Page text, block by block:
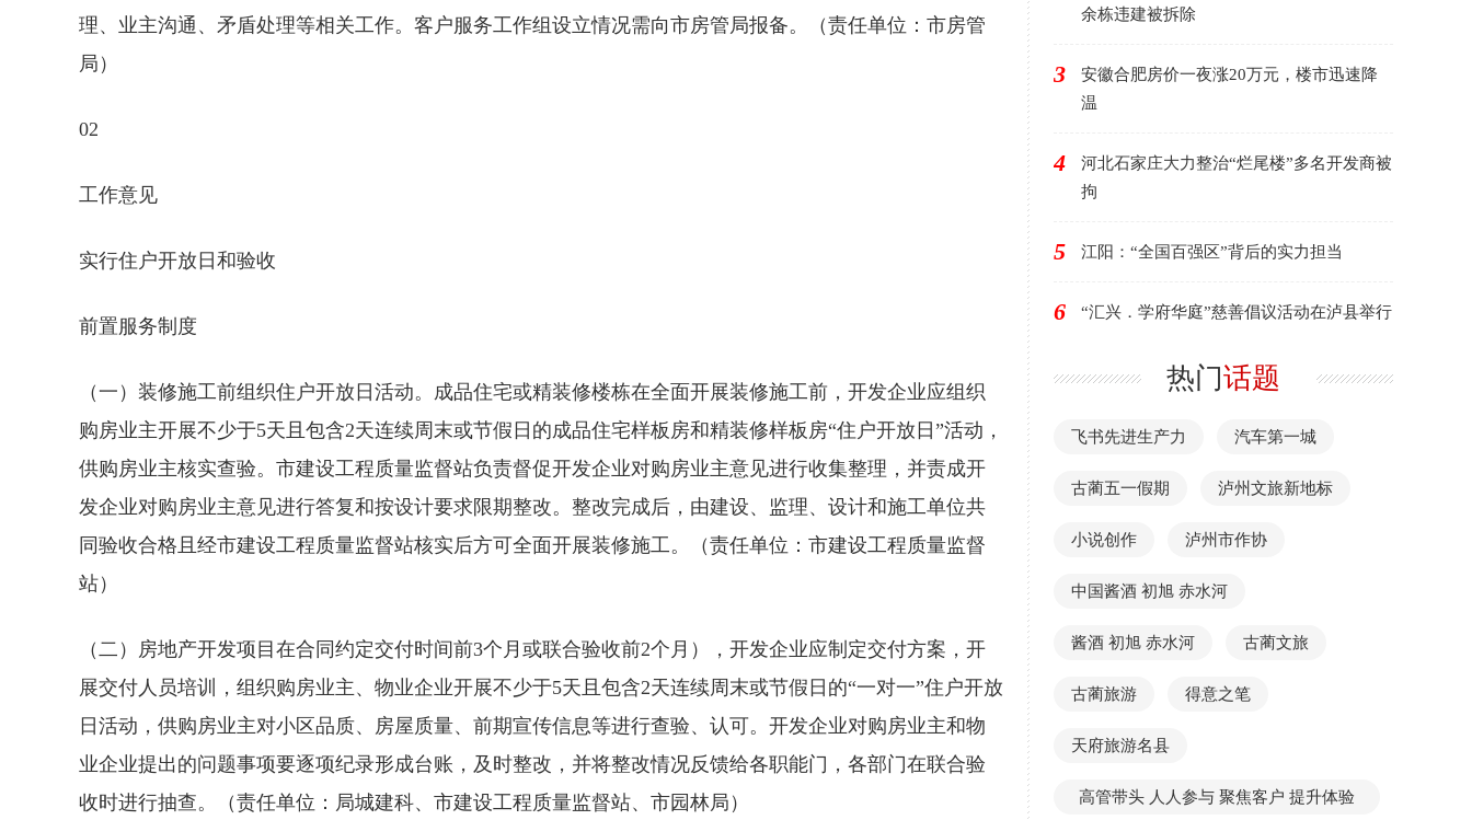
理、业主沟通、矛盾处理等相关工作。客户服务工作组设立情况需向市房管局报备。（责任单位：市房管
局）
02
工作意见
实行住户开放日和验收
前置服务制度
（一）装修施工前组织住户开放日活动。成品住宅或精装修楼栋在全面开展装修施工前，开发企业应组织
购房业主开展不少于5天且包含2天连续周末或节假日的成品住宅样板房和精装修样板房“住户开放日”活动，
供购房业主核实查验。市建设工程质量监督站负责督促开发企业对购房业主意见进行收集整理，并责成开
发企业对购房业主意见进行答复和按设计要求限期整改。整改完成后，由建设、监理、设计和施工单位共
同验收合格且经市建设工程质量监督站核实后方可全面开展装修施工。（责任单位：市建设工程质量监督
站）
（二）房地产开发项目在合同约定交付时间前3个月或联合验收前2个月），开发企业应制定交付方案，开
展交付人员培训，组织购房业主、物业企业开展不少于5天且包含2天连续周末或节假日的“一对一”住户开放
日活动，供购房业主对小区品质、房屋质量、前期宣传信息等进行查验、认可。开发企业对购房业主和物
业企业提出的问题事项要逐项纪录形成台账，及时整改，并将整改情况反馈给各职能门，各部门在联合验
收时进行抽查。（责任单位：局城建科、市建设工程质量监督站、市园林局）
余栋违建被拆除
3
安徽合肥房价一夜涨20万元，楼市迅速降
温
4
河北石家庄大力整治“烂尾楼”多名开发商被
拘
5 江阳：“全国百强区”背后的实力担当
6 “汇兴．学府华庭”慈善倡议活动在泸县举行
热门话题
飞书先进生产力 汽车第一城
古蔺五一假期 泸州文旅新地标
小说创作 泸州市作协
中国酱酒 初旭 赤水河
酱酒 初旭 赤水河 古蔺文旅
古蔺旅游 得意之笔
天府旅游名县
高管带头 人人参与 聚焦客户 提升体验